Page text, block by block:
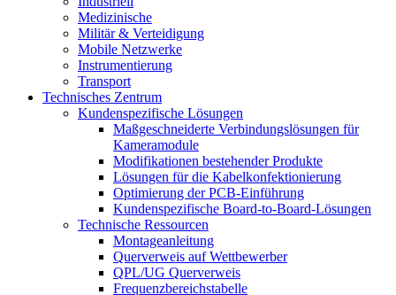
Medizinische
Militär & Verteidigung
Mobile Netzwerke
Instrumentierung
Transport
Technisches Zentrum
Kundenspezifische Lösungen
Maßgeschneiderte Verbindungslösungen für
Kameramodule
Modifikationen bestehender Produkte
Lösungen für die Kabelkonfektionierung
Optimierung der PCB-Einführung
Kundenspezifische Board-to-Board-Lösungen
Technische Ressourcen
Montageanleitung
Querverweis auf Wettbewerber
QPL/UG Querverweis
Frequenzbereichstabelle